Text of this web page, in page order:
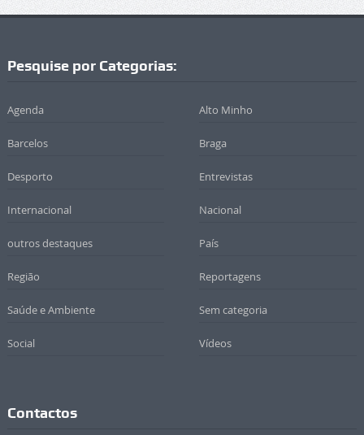
Pesquise por Categorias:
Agenda Alto Minho
Barcelos Braga
Desporto Entrevistas
Internacional Nacional
outros destaques País
Região Reportagens
Saúde e Ambiente Sem categoria
Social Vídeos
Contactos